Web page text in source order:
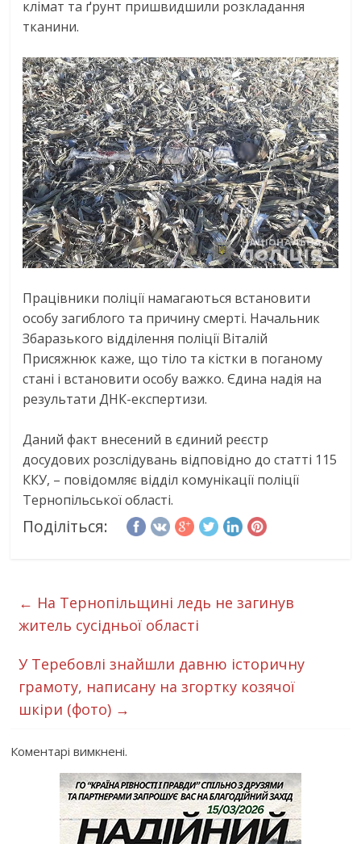
клімат та ґрунт пришвидшили розкладання
тканини.
Працівники поліції намагаються встановити
особу загиблого та причину смерті. Начальник
Збаразького відділення поліції Віталій
Присяжнюк каже, що тіло та кістки в поганому
стані і встановити особу важко. Єдина надія на
результати ДНК-експертизи.
Даний факт внесений в єдиний реєстр
досудових розслідувань відповідно до статті 115
ККУ, – повідомляє відділ комунікації поліції
Тернопільської області.
Поділіться:
← На Тернопільщині ледь не загинув
житель сусідньої області
У Теребовлі знайшли давню історичну
грамоту, написану на згортку козячої
шкіри (фото) →
Коментарі вимкнені.